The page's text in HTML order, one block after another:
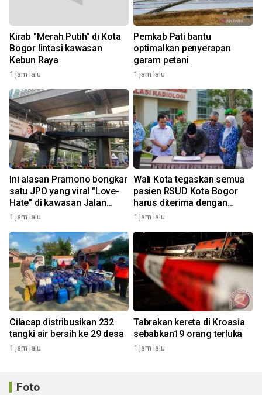
Kirab "Merah Putih" di Kota
Bogor lintasi kawasan
Kebun Raya
1 jam lalu
Pemkab Pati bantu
optimalkan penyerapan
garam petani
1 jam lalu
Ini alasan Pramono bongkar
satu JPO yang viral "Love-
Hate" di kawasan Jalan
Rasuna Said
1 jam lalu
Wali Kota tegaskan semua
pasien RSUD Kota Bogor
harus diterima dengan
profesional
1 jam lalu
Cilacap distribusikan 232
tangki air bersih ke 29 desa
1 jam lalu
Tabrakan kereta di Kroasia
sebabkan19 orang terluka
1 jam lalu
Foto